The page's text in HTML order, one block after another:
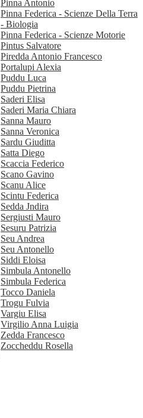
Pinna Antonio
Pinna Federica - Scienze Della Terra
- Biologia
Pinna Federica - Scienze Motorie
Pintus Salvatore
Piredda Antonio Francesco
Portalupi Alexia
Puddu Luca
Puddu Pietrina
Saderi Elisa
Saderi Maria Chiara
Sanna Mauro
Sanna Veronica
Sardu Giuditta
Satta Diego
Scaccia Federico
Scano Gavino
Scanu Alice
Scintu Federica
Sedda Jndira
Sergiusti Mauro
Sesuru Patrizia
Seu Andrea
Seu Antonello
Siddi Eloisa
Simbula Antonello
Simbula Federica
Tocco Daniela
Trogu Fulvia
Vargiu Elisa
Virgilio Anna Luigia
Zedda Francesco
Zoccheddu Rosella